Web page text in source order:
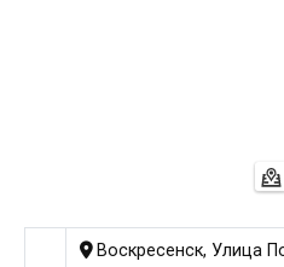
Воскресенск, Улица